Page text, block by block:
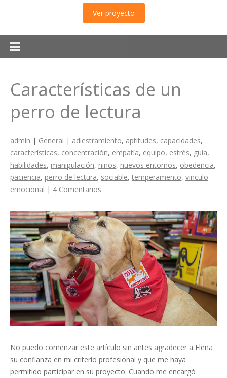
Ver proyecto
Características de un
perro de lectura
admin | General | adiestramiento, aptitudes, capacidades,
características, concentración, empatía, equipo, estrés, guía,
habilidades, manipulación, niños, nuevos entornos, obedencia,
paciencia, perro de lectura, sociable, temperamento, vinculo
emocional | 4 Comentarios
No puedo comenzar este artículo sin antes agradecer a Elena
su confianza en mi criterio profesional y que me haya
permitido participar en su proyecto. Cuando me encargó